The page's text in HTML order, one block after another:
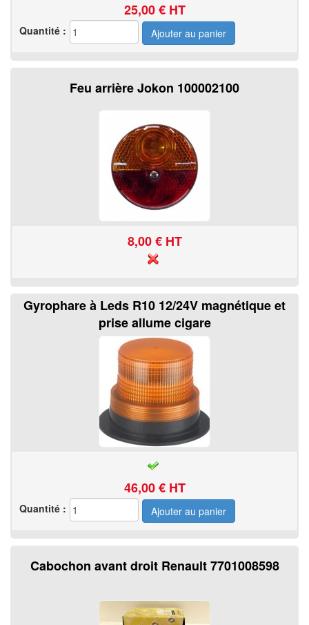
25,00€ HT
Quantité :
Feu arrière Jokon 100002100
8,00€ HT
Gyrophare à Leds R10 12/24V magnétique et
prise allume cigare
46,00€ HT
Quantité :
Cabochon avant droit Renault 7701008598